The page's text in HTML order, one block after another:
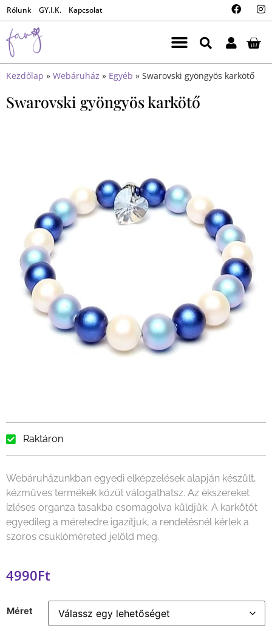
Rólunk GY.I.K. Kapcsolat
Kezdőlap » Webáruház » Egyéb » Swarovski gyöngyös karkötő
Swarovski gyöngyös karkötő
Raktáron
Webáruházunkban egyedi elképzelések alapján készült,
kézműves termékek közül válogathatsz. Az ékszereket
ízléses organza tasakba csomagolva küldjük. A karkötőt
egyedileg a méretedre igazítjuk, a rendelésnél kérlek a
szoros csuklóméreted jelöld meg.
4990Ft
Méret